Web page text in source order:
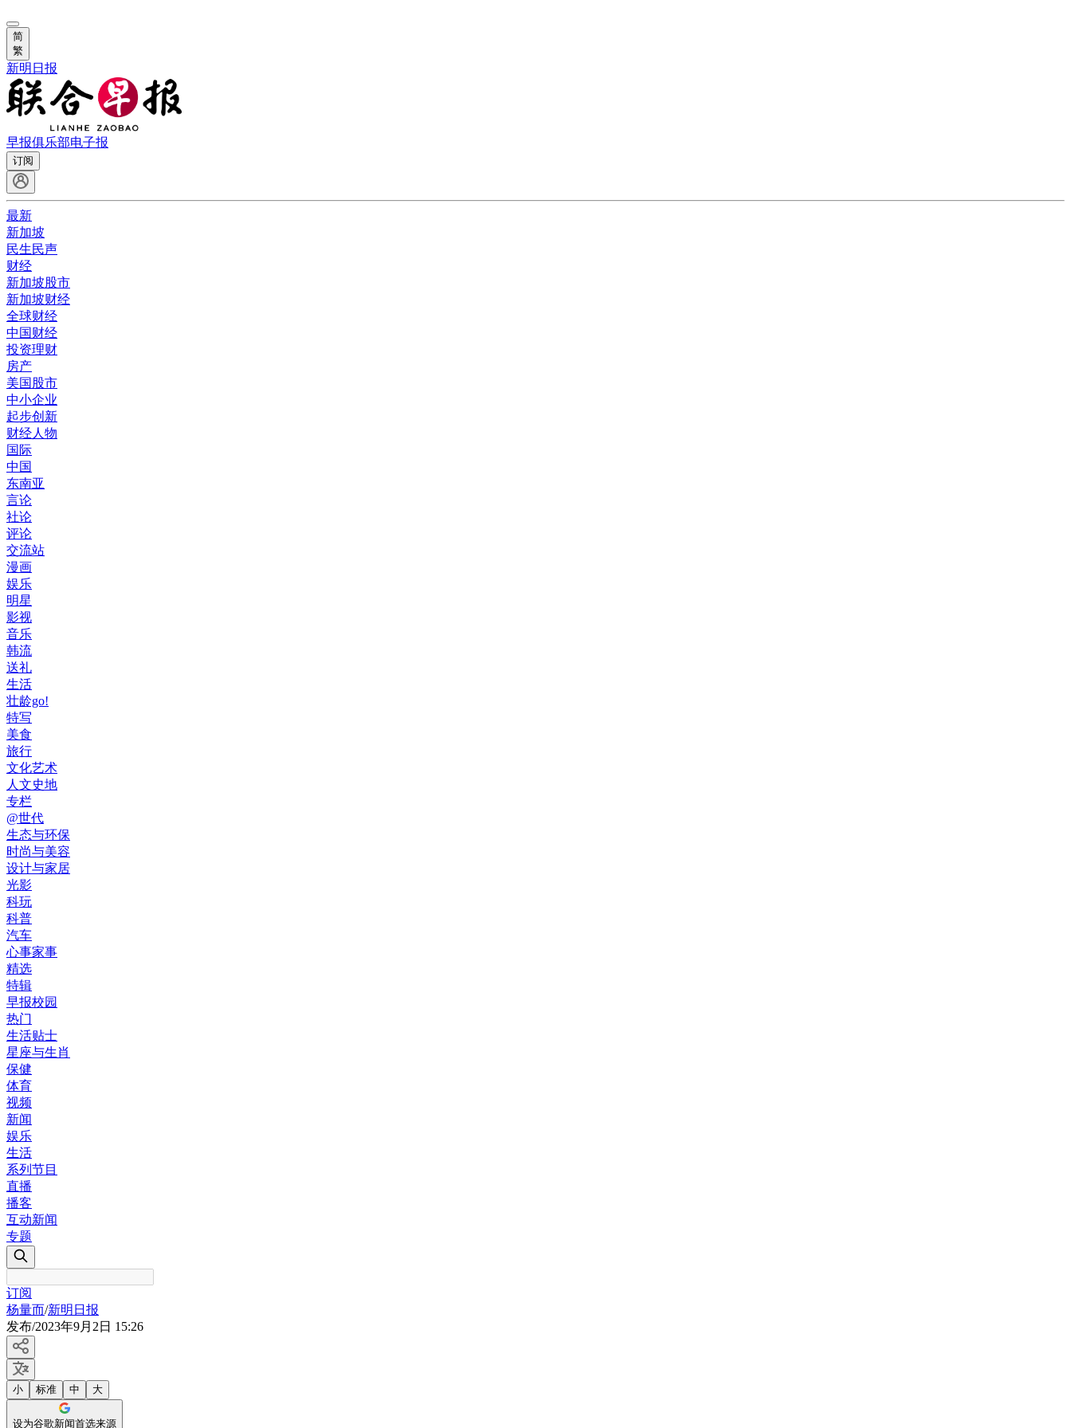
简
繁
新明日报
早报俱乐部电子报
订阅
最新
新加坡
民生民声
财经
新加坡股市
新加坡财经
全球财经
中国财经
投资理财
房产
美国股市
中小企业
起步创新
财经人物
国际
中国
东南亚
言论
社论
评论
交流站
漫画
娱乐
明星
影视
音乐
韩流
送礼
生活
壮龄go!
特写
美食
旅行
文化艺术
人文史地
专栏
@世代
生态与环保
时尚与美容
设计与家居
光影
科玩
科普
汽车
心事家事
精选
特辑
早报校园
热门
生活贴士
星座与生肖
保健
体育
视频
新闻
娱乐
生活
系列节目
直播
播客
互动新闻
专题
订阅
杨量而/新明日报
发布/2023年9月2日 15:26
小 标准 中 大
设为谷歌新闻首选来源